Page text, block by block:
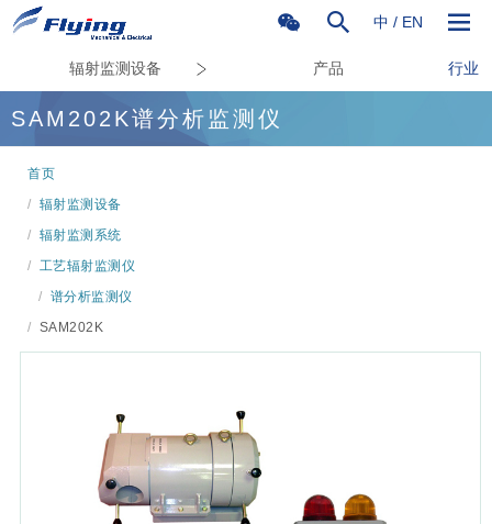
中 / EN
辐射监测设备 产品 行业
SAM202K谱分析监测仪
首页
/ 辐射监测设备
/ 辐射监测系统
/ 工艺辐射监测仪
/ 谱分析监测仪
/ SAM202K